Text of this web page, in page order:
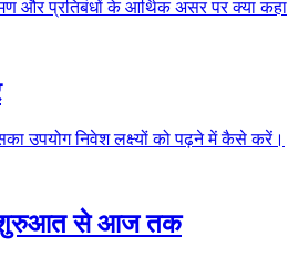
प्रतिबंधों के आर्थिक असर पर क्या कहा
उपयोग निवेश लक्ष्यों को पढ़ने में कैसे करें।
शुरुआत से आज तक